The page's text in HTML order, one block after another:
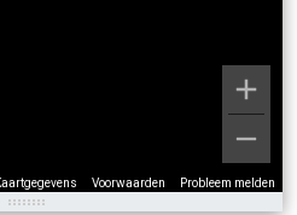
Voorwaarden Probleem melden